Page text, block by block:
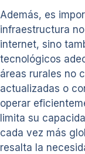
Además, es
infraestructura
internet, sino
tecnológicos
áreas rurales no
actualizadas o
operar
limita su
cada vez más
resalta la